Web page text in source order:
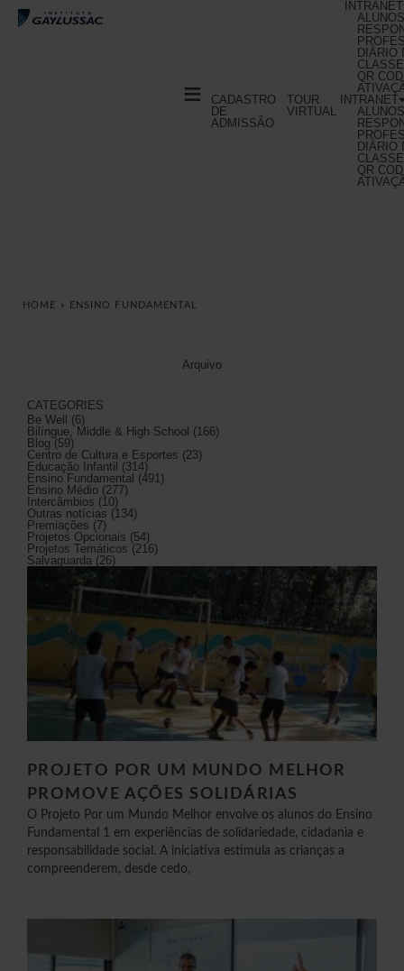
≡
CADASTRO
DE
ADMISSÃO
TOUR
VIRTUAL
INTRANET
DIÁRIO
CLASSE
QR
INTRANET
DIÁRIO
CLASSE
QR
HOME » ENSINO FUNDAMENTAL
Arquivo
CATEGORIES
Be Well
(6)
Bilíngue, Middle & High School (166)
Blog (59)
Centro de Cultura e Esportes (23)
Educação Infantil (314)
Ensino Fundamental (491)
Ensino Médio (277)
Intercâmbios (10)
Outras notícias (134)
Premiações (7)
Projetos Opcionais (54)
Projetos Temáticos (216)
Salvaguarda (26)
PROJETO POR UM MUNDO MELHOR
PROMOVE AÇÕES SOLIDÁRIAS
O Projeto Por um Mundo Melhor envolve os alunos do Ensino
Fundamental 1 em experiências de solidariedade, cidadania e
responsabilidade social. A iniciativa estimula as crianças a
compreenderem, desde cedo,